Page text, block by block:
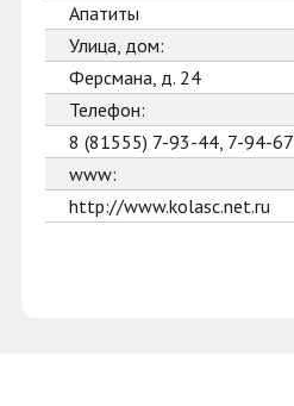
Апатиты
Улица, дом:
Ферсмана, д. 24
Телефон:
8 (81555) 7-93-44, 7-94-67
www:
http://www.kolasc.net.ru